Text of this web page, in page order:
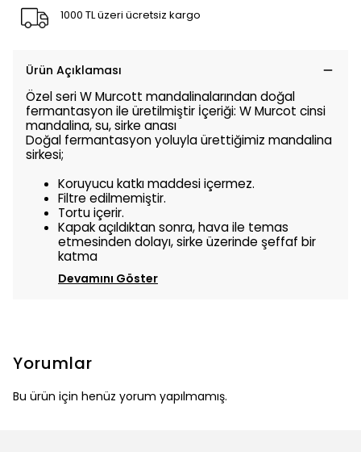
1000 TL üzeri ücretsiz kargo
Ürün Açıklaması
Özel seri W Murcott mandalinalarından doğal
fermantasyon ile üretilmiştir İçeriği: W Murcot cinsi
mandalina, su, sirke anası
Doğal fermantasyon yoluyla ürettiğimiz mandalina
sirkesi;
Koruyucu katkı maddesi içermez.
Filtre edilmemiştir.
Tortu içerir.
Kapak açıldıktan sonra, hava ile temas
etmesinden dolayı, sirke üzerinde şeffaf bir
katma
Devamını Göster
Yorumlar
Bu ürün için henüz yorum yapılmamış.